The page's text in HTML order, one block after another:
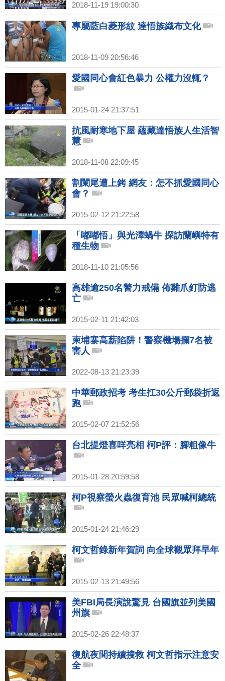
2018-11-19 19:00:30
專屬藍白菱形紋 達悟族織布文化
2018-11-09 20:56:46
愛國同心會紅色暴力 公權力沒輒？
2015-01-24 21:37:51
抗風耐寒地下屋 蘊藏達悟族人生活智
慧
2018-11-08 22:09:45
割闌尾遭上銬 網友：怎不抓愛國同心
會？
2015-02-12 21:22:58
「嘟嘟悟」與光澤蝸牛 探訪蘭嶼特有
種生物
2018-11-10 21:05:56
高雄逾250名警力戒備 佈雞爪釘防逃
亡
2015-02-11 21:42:03
柬埔寨高薪陷阱！警察機場攔7名被
害人
2022-08-13 21:23:39
中華郵政招考 考生扛30公斤郵袋折返
跑
2015-02-07 21:52:56
台北提燈喜咩亮相 柯P評：腳粗像牛
2015-01-28 20:59:58
柯P視察螢火蟲復育池 民眾喊柯總統
2015-01-24 21:46:29
柯文哲錄新年賀詞 向全球觀眾拜早年
2015-02-13 21:49:56
美FBI局長演說驚見 台國旗並列美國
州旗
2015-02-26 22:48:37
復航夜間持續搜救 柯文哲指示注意安
全